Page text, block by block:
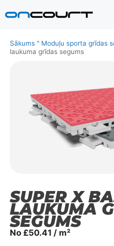
uz
Sākums " Moduļu sporta grīdas
laukuma grīdas segums
SUPER X
LAUKUMA
SEGUMS
No £50.41 / m²